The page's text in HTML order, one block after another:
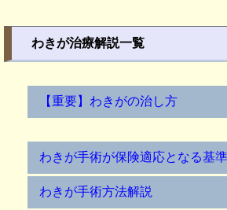
わきが治療解説一覧
【重要】わきがの治し方
わきが手術が保険適応となる基準
わきが手術方法解説